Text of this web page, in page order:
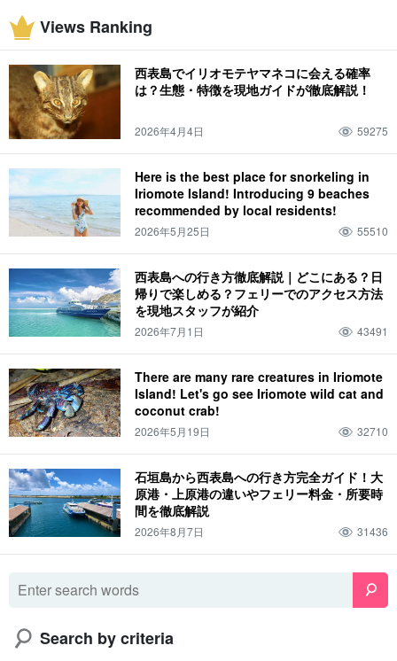
Views Ranking
西表島でイリオモテヤマネコに会える確率
は？生態・特徴を現地ガイドが徹底解説！
2026年4月4日 59275
Here is the best place for snorkeling in
Iriomote Island! Introducing 9 beaches
recommended by local residents!
2026年5月25日 55510
西表島への行き方徹底解説｜どこにある？日
帰りで楽しめる？フェリーでのアクセス方法
を現地スタッフが紹介
2026年7月1日 43491
There are many rare creatures in Iriomote
Island! Let's go see Iriomote wild cat and
coconut crab!
2026年5月19日 32710
石垣島から西表島への行き方完全ガイド！大
原港・上原港の違いやフェリー料金・所要時
間を徹底解説
2026年8月7日 31436
Search by criteria